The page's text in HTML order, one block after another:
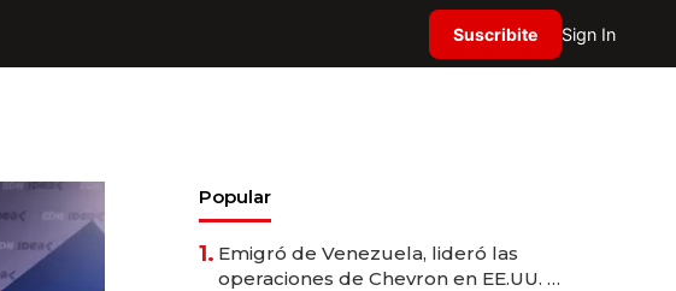
Suscribite Sign In
Popular
1. Emigró de Venezuela, lideró las
operaciones de Chevron en EE.UU. y